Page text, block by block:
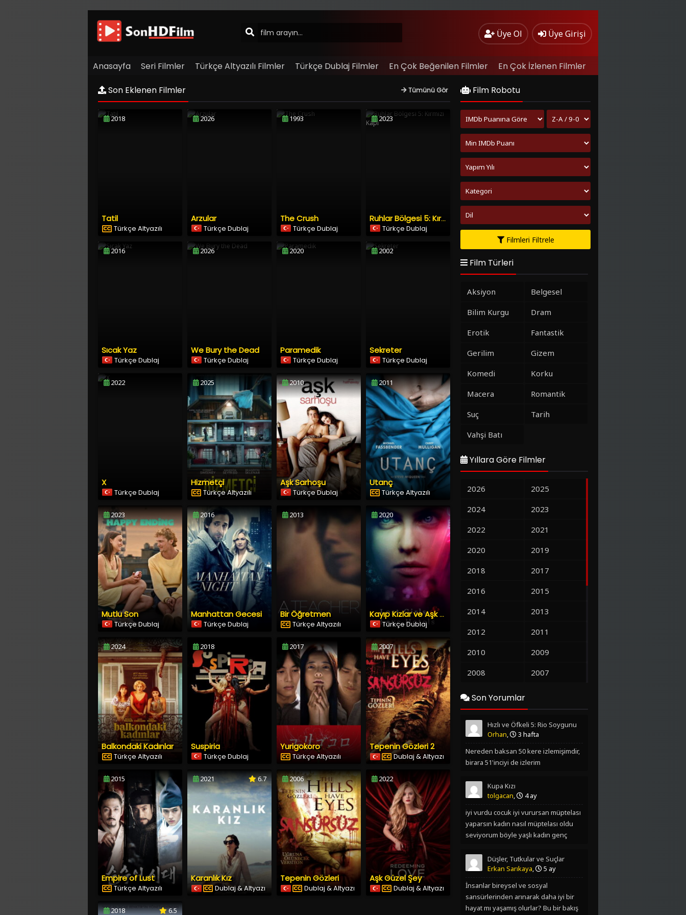
Üye Ol Üye Girişi
Anasayfa Seri Filmler Türkçe Altyazılı Filmler Türkçe Dublaj Filmler En Çok Beğenilen Filmler
En Çok İzlenen Filmler
Film Arşivi
İletişim
Son Eklenen Filmler Tümünü Gör
2018
Tatil
Türkçe Altyazılı
2026
Arzular
Türkçe Dublaj
1993
The Crush
Türkçe Dublaj
2023
Ruhlar Bölgesi 5: Kırmızı Kapı
Türkçe Dublaj
2016
Sıcak Yaz
Türkçe Dublaj
2026
We Bury the Dead
Türkçe Dublaj
2020
Paramedik
Türkçe Dublaj
2002
Sekreter
Türkçe Dublaj
2022
X
Türkçe Dublaj
2025
Hizmetçi
Türkçe Altyazılı
2010
Aşk Sarhoşu
Türkçe Dublaj
2011
Utanç
Türkçe Altyazılı
2023
Mutlu Son
Türkçe Dublaj
2016
Manhattan Gecesi
Türkçe Dublaj
2013
Bir Öğretmen
Türkçe Altyazılı
2020
Kayıp Kızlar ve Aşk Otelleri
Türkçe Dublaj
2024
Balkondaki Kadınlar
Türkçe Altyazılı
2018
Suspiria
Türkçe Dublaj
2017
Yurigokoro
Türkçe Altyazılı
2007
Tepenin Gözleri 2
Dublaj & Altyazı
2015
Empire of Lust
Türkçe Altyazılı
2021 6.7
Karanlık Kız
Dublaj & Altyazı
2006
Tepenin Gözleri
Dublaj & Altyazı
2022
Aşk Güzel Şey
Dublaj & Altyazı
2018 6.5
Film Robotu
Filmleri Filtrele
Film Türleri
Aksiyon
Belgesel
Bilim Kurgu
Dram
Erotik
Fantastik
Gerilim
Gizem
Komedi
Korku
Macera
Romantik
Suç
Tarih
Vahşi Batı
Yıllara Göre Filmler
2026
2025
2024
2023
2022
2021
2020
2019
2018
2017
2016
2015
2014
2013
2012
2011
2010
2009
2008
2007
2006
2001
2000
1999
1997
1994
1993
1992
1990
1977
1976
1975
1974
Son Yorumlar
Hızlı ve Öfkeli 5: Rio Soygunu
Orhan,
3 hafta
Nereden baksan 50 kere izlemişimdir,
birara 51'inciyi de izlerim
Kupa Kızı
tolgacan,
4 ay
iyi vurdu cocuk iyi vurursan müptelası
yaparsın kadın nasıl müptelası oldu
seviyorum böyle yaşlı kadın genç
Düşler, Tutkular ve Suçlar
Erkan Sarıkaya,
5 ay
İnsanlar bireysel ve sosyal
sansürlerinden arınarak daha iyi bir
hayat mı yaşamış olurlar? Bu bir bakış